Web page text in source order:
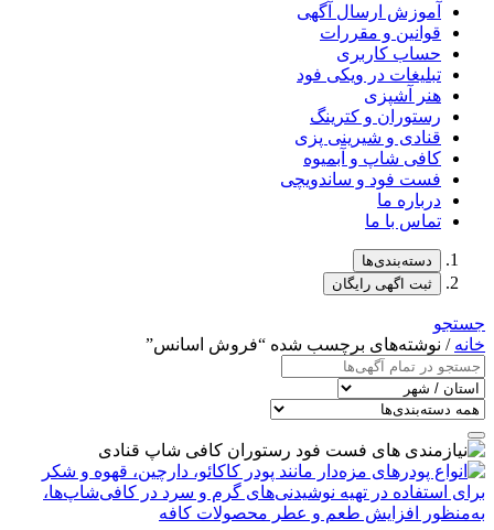
آموزش ارسال آگهی
قوانین و مقررات
حساب کاربری
تبلیغات در ویکی فود
هنر آشپزی
رستوران و کترینگ
قنادی و شیرینی پزی
کافی شاپ و آبمیوه
فست فود و ساندویچی
درباره ما
تماس با ما
دسته‌بندی‌ها
ثبت اگهی رایگان
جستجو
خانه / نوشته‌های برچسب شده “فروش اسانس”